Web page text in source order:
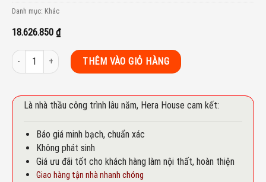
Danh mục: Khác
18.626.850 ₫
Lò nướng Malloca MOV-659I số lượng
THÊM VÀO GIỎ HÀNG
Là nhà thầu công trình lâu năm, Hera House cam kết:
Báo giá minh bạch, chuẩn xác
Không phát sinh
Giá ưu đãi tốt cho khách hàng làm nội thất, hoàn thiện
Giao hàng tận nhà nhanh chóng